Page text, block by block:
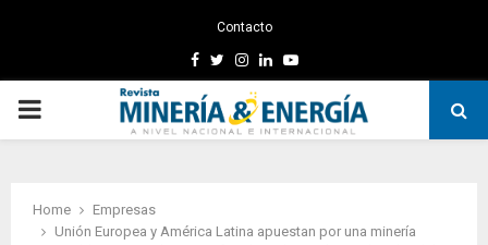
Contacto
Facebook
TwitterInstagram
LinkedinYoutube
PRIMARY
Home
Empresas
Unión Europea y América Latina apuestan por una minería